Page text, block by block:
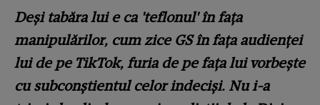
Deși tabăra lui e ca 'teflonul' în fața
manipulărilor, cum zice GS în fața audienței
lui de pe TikTok, furia de pe fața lui vorbește
cu subconștientul celor indeciși. Nu i-a